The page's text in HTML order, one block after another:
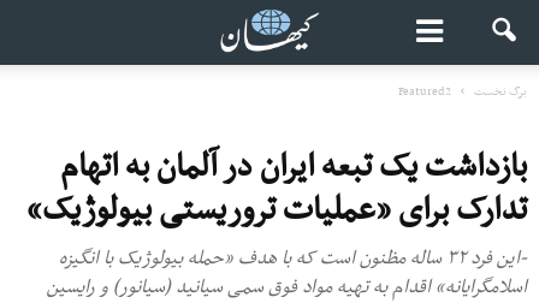
برگ نخست Featured2
بازداشت یک تبعه ایران در آلمان به اتهام
تدارک برای «عملیات تروریستی بیولوژیک»
-این فرد ۳۲ ساله مظنون است که با هدف «حمله بیولوژیک با انگیزه
اسلامگرایانه» اقدام به تهیه مواد فوق سمی سیانید (سیانور) و رایسین